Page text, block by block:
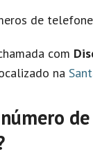
de
com
na